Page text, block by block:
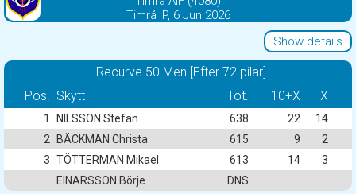
Timrå IP, 6 Jun 2026
Show details
Recurve 50 Men [Efter 72 pilar]
Pos. Skytt Tot. 10+X X
1 NILSSON Stefan 638 22
14
2
BÄCKMAN Christa 615 9
2
3 TÖTTERMAN Mikael 613 14
3
EINARSSON Börje
DNS